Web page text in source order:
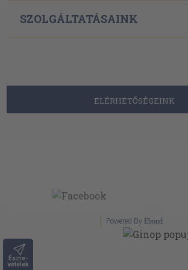
Észre-
vételek
SZOLGÁLTATÁSAINK
ELÉRHETŐSÉGEINK
Powered By